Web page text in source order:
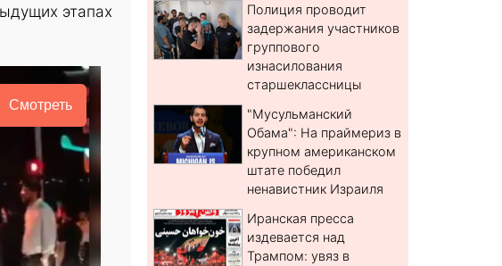
этапах
Смотреть
Полиция проводит
задержания участников
группового
изнасилования
старшеклассницы
"Мусульманский
Обама": На праймериз в
крупном американском
штате победил
ненавистник Израиля
Иранская пресса
издевается над
Трампом: увяз в